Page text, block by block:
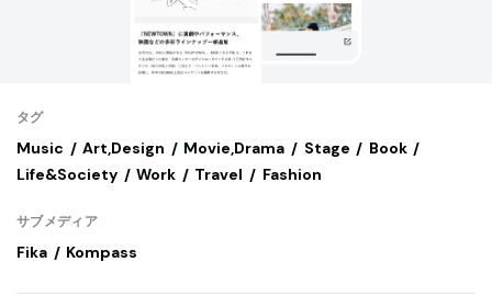
タグ
Music Art,Design Movie,Drama Stage
Book
Life&Society
Work Travel Fashion
サブメディア
Fika Kompass